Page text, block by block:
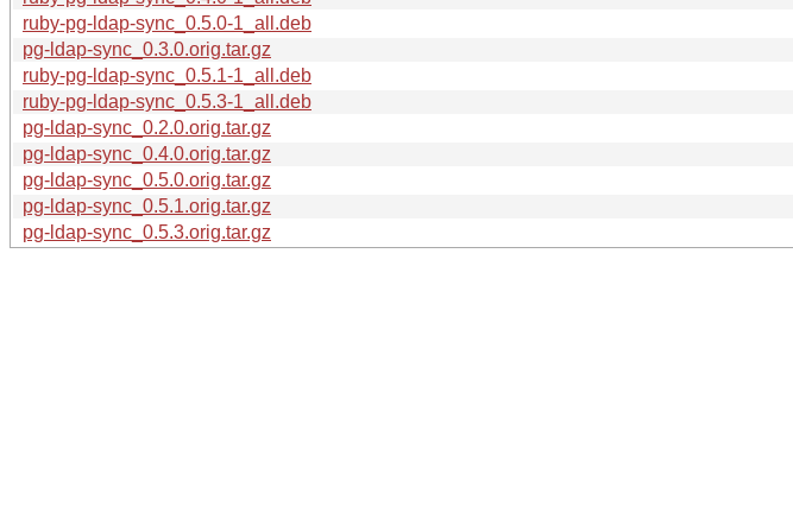
ruby-pg-ldap-sync_0.5.0-1_all.deb
pg-ldap-sync_0.3.0.orig.tar.gz
ruby-pg-ldap-sync_0.5.1-1_all.deb
ruby-pg-ldap-sync_0.5.3-1_all.deb
pg-ldap-sync_0.2.0.orig.tar.gz
pg-ldap-sync_0.4.0.orig.tar.gz
pg-ldap-sync_0.5.0.orig.tar.gz
pg-ldap-sync_0.5.1.orig.tar.gz
pg-ldap-sync_0.5.3.orig.tar.gz